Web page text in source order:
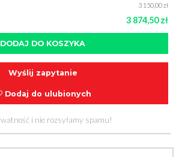
3 150,00 zł
3 874,50 zł
Wyślij zapytanie
Dodaj do ulubionych
i nie rozsyłamy spamu!